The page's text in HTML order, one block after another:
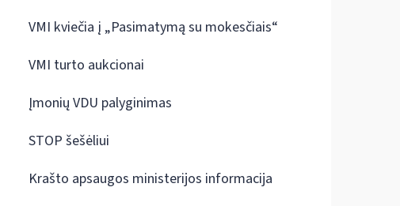
VMI kviečia į „Pasimatymą su mokesčiais“
VMI turto aukcionai
Įmonių VDU palyginimas
STOP šešėliui
Krašto apsaugos ministerijos informacija